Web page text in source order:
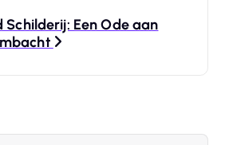
Schilderij: Een Ode aan